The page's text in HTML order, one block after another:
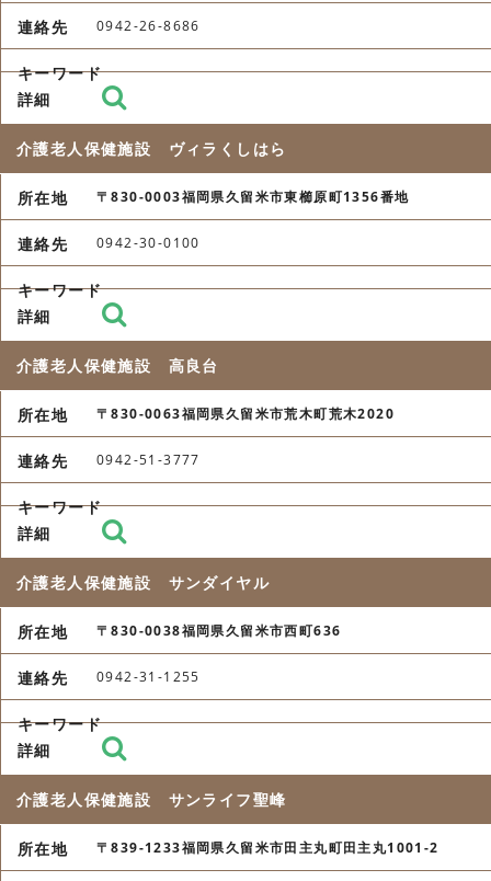
0942-26-8686
介護老人保健施設 ヴィラくしはら
〒830-0003福岡県久留米市東櫛原町1356番地
0942-30-0100
介護老人保健施設 高良台
〒830-0063福岡県久留米市荒木町荒木2020
0942-51-3777
介護老人保健施設 サンダイヤル
〒830-0038福岡県久留米市西町636
0942-31-1255
介護老人保健施設 サンライフ聖峰
〒839-1233福岡県久留米市田主丸町田主丸1001-2